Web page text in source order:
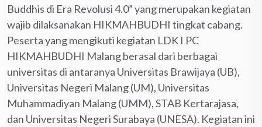
Buddhis di Era Revolusi 4.0” yang merupakan kegiatan
wajib dilaksanakan HIKMAHBUDHI tingkat cabang.
Peserta yang mengikuti kegiatan LDK I PC
HIKMAHBUDHI Malang berasal dari berbagai
universitas di antaranya Universitas Brawijaya (UB),
Universitas Negeri Malang (UM), Universitas
Muhammadiyan Malang (UMM), STAB Kertarajasa,
dan Universitas Negeri Surabaya (UNESA). Kegiatan ini